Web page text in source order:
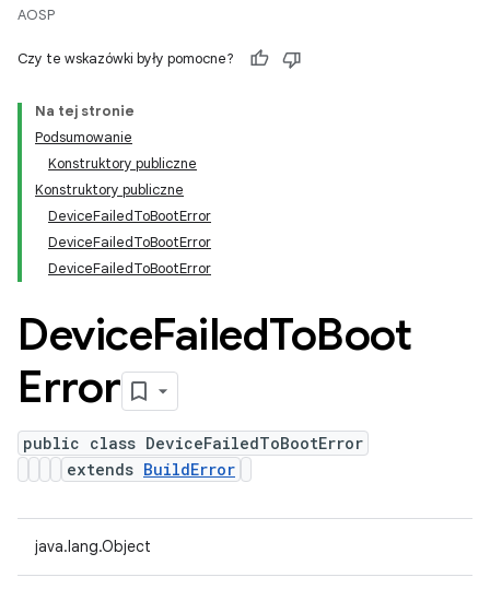
AOSP
Czy te wskazówki były pomocne?
Na tej stronie
Podsumowanie
Konstruktory publiczne
Konstruktory publiczne
DeviceFailedToBootError
DeviceFailedToBootError
DeviceFailedToBootError
DeviceFailedToBoot
Error
public class DeviceFailedToBootError
extends BuildError
java.lang.Object